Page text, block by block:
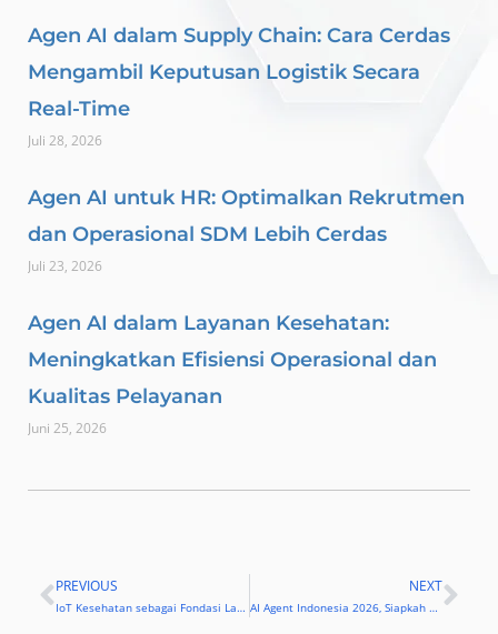
Agen AI dalam Supply Chain: Cara Cerdas
Mengambil Keputusan Logistik Secara
Real-Time
Juli 28, 2026
Agen AI untuk HR: Optimalkan Rekrutmen
dan Operasional SDM Lebih Cerdas
Juli 23, 2026
Agen AI dalam Layanan Kesehatan:
Meningkatkan Efisiensi Operasional dan
Kualitas Pelayanan
Juni 25, 2026
Prev
PREVIOUS
IoT Kesehatan sebagai Fondasi Layanan Medis yang Lebih Cerdas dan Terhubung
NEXT
AI Agent Indonesia 2026, Siapkah Anda Atau Justru Akan Tertinggal?